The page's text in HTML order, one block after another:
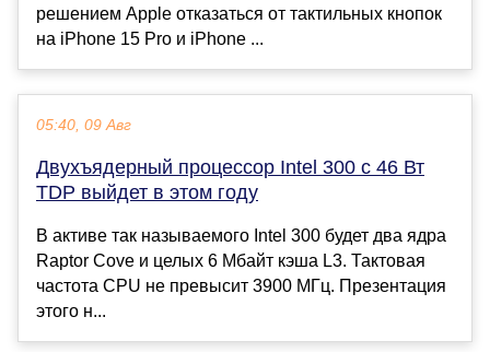
решением Apple отказаться от тактильных кнопок
на iPhone 15 Pro и iPhone ...
05:40, 09 Авг
Двухъядерный процессор Intel 300 с 46 Вт
TDP выйдет в этом году
В активе так называемого Intel 300 будет два ядра
Raptor Cove и целых 6 Мбайт кэша L3. Тактовая
частота CPU не превысит 3900 МГц. Презентация
этого н...